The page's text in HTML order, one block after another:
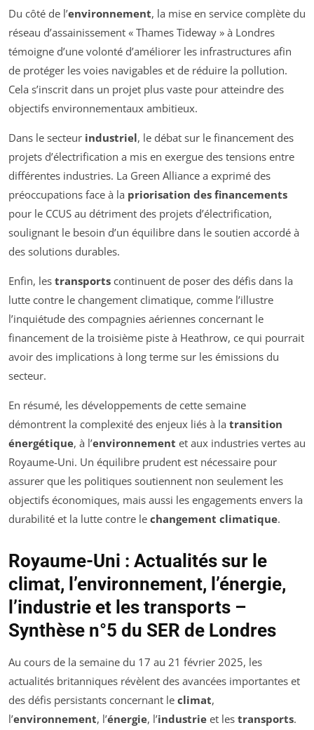
Du côté de l’environnement, la mise en service complète du
réseau d’assainissement « Thames Tideway » à Londres
témoigne d’une volonté d’améliorer les infrastructures afin
de protéger les voies navigables et de réduire la pollution.
Cela s’inscrit dans un projet plus vaste pour atteindre des
objectifs environnementaux ambitieux.
Dans le secteur industriel, le débat sur le financement des
projets d’électrification a mis en exergue des tensions entre
différentes industries. La Green Alliance a exprimé des
préoccupations face à la priorisation des financements
pour le CCUS au détriment des projets d’électrification,
soulignant le besoin d’un équilibre dans le soutien accordé à
des solutions durables.
Enfin, les transports continuent de poser des défis dans la
lutte contre le changement climatique, comme l’illustre
l’inquiétude des compagnies aériennes concernant le
financement de la troisième piste à Heathrow, ce qui pourrait
avoir des implications à long terme sur les émissions du
secteur.
En résumé, les développements de cette semaine
démontrent la complexité des enjeux liés à la transition
énergétique, à l’environnement et aux industries vertes au
Royaume-Uni. Un équilibre prudent est nécessaire pour
assurer que les politiques soutiennent non seulement les
objectifs économiques, mais aussi les engagements envers la
durabilité et la lutte contre le changement climatique.
Royaume-Uni : Actualités sur le
climat, l’environnement, l’énergie,
l’industrie et les transports –
Synthèse n°5 du SER de Londres
Au cours de la semaine du 17 au 21 février 2025, les
actualités britanniques révèlent des avancées importantes et
des défis persistants concernant le climat,
l’environnement, l’énergie, l’industrie et les transports.